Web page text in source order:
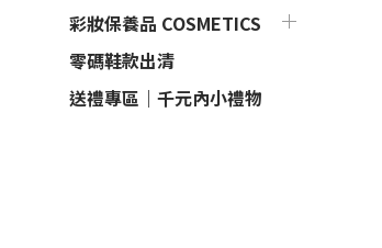
彩妝保養品 COSMETICS
零碼鞋款出清
送禮專區｜千元內小禮物